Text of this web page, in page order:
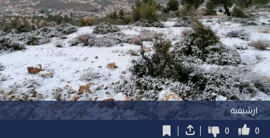
ارشيفية
0
0